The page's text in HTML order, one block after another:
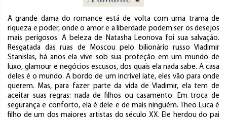
A grande dama do romance está de volta com uma trama de
riqueza e poder, onde o amor e a liberdade podem ser os desejos
mais perigosos. A beleza de Natasha Leonova foi sua salvação.
Resgatada das ruas de Moscou pelo bilionário russo Vladimir
Stanislas, há anos ela vive sob sua proteção em um mundo de
luxo, glamour e negócios escusos, dos quais ela nada sabe. A casa
deles é o mundo. A bordo de um incrível iate, eles vão para onde
querem. Mas, para fazer parte da vida de Vladimir, ela tem de
aceitar suas regras: nada de filhos ou casamento. Em troca de
segurança e conforto, ela é dele e de mais ninguém. Theo Luca é
filho de um dos maiores artistas do século XX. Ele herdou do pai